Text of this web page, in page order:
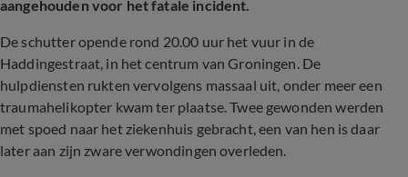
aangehouden voor het fatale incident.
De schutter opende rond 20.00 uur het vuur in de
Haddingestraat, in het centrum van Groningen. De
hulpdiensten rukten vervolgens massaal uit, onder meer een
traumahelikopter kwam ter plaatse. Twee gewonden werden
met spoed naar het ziekenhuis gebracht, een van hen is daar
later aan zijn zware verwondingen overleden.